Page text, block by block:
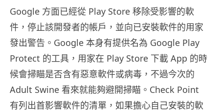
Google 方面已經從 Play Store 移除受影響的軟
件，停止該開發者的帳戶，並向已安裝軟件的用家
發出警告。Google 本身有提供名為 Google Play
Protect 的工具，用家在 Play Store 下載 App 的時
候會掃瞄是否含有惡意軟件或病毒，不過今次的
Adult Swine 看來就能夠避開掃瞄。Check Point
有列出首影響軟件的清單，如果擔心自己安裝的軟